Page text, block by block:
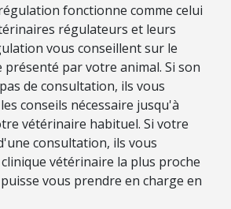
fonctionne comme celui
régulateurs et leurs
vous conseillent sur le
présenté par votre animal. Si son
de consultation, ils vous
conseils nécessaire jusqu'à
vétérinaire habituel. Si votre
consultation, ils vous
vétérinaire la plus proche
vous prendre en charge en